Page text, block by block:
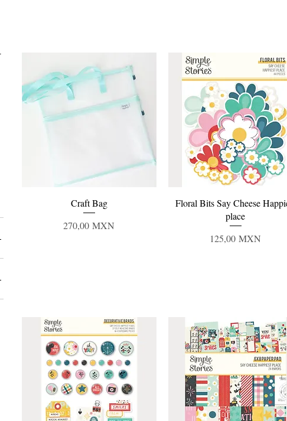
Vista rápida
Craft Bag
Precio
270,00 MXN
Vista rápida
Floral Bits Say Cheese
place
Precio
125,00 MXN